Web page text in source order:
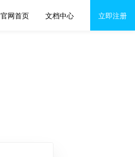
官网首页 文档中心 立即注册